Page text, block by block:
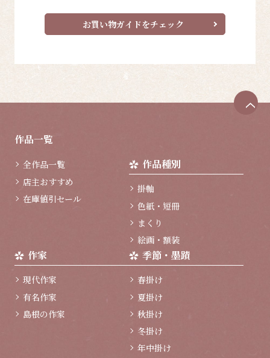
お買い物ガイドをチェック
作品一覧
全作品一覧
店主おすすめ
在庫値引セール
作品種別
掛軸
色紙・短冊
まくり
絵画・額装
作家
現代作家
有名作家
島根の作家
季節・墨蹟
春掛け
夏掛け
秋掛け
冬掛け
年中掛け
ペ